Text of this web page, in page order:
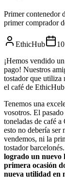
Primer contenedor
primer comprador
EthicHub
¡Hemos vendido
pago! Nuestros
tostador que utiliza
el café de EthicHub
Tenemos una
vosotros. El
toneladas de café a
esto no debería ser
vendemos, ni la
tostador barcelonés.
logrado un nuevo
primera ocasión
nueva utilidad en